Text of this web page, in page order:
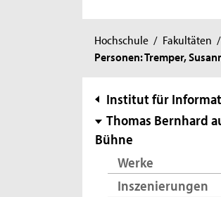
Sie
sind
Hochschule / Fakultäten /
Personen: Tremper,
Subnavigation
Institut für
Thomas Bernhard
Bühne
Werke
Inszenierungen